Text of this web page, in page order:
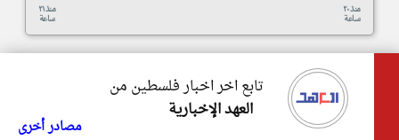
منذ ٢١
ساعة
منذ ٢٠
ساعة
تابع اخر اخبار فلسطين من
العهد الإخبارية
مصادر أخرى